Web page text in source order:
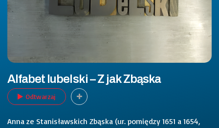
Alfabet lubelski – Z jak Zbąska
Odtwarzaj
Anna ze Stanisławskich Zbąska (ur. pomiędzy 1651 a 1654,